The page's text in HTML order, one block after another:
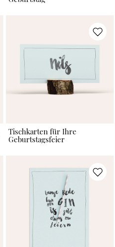
Tischkarten für Ihre
Geburtstagsfeier